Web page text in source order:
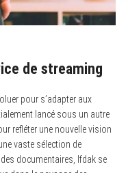
de streaming
pour s’adapter aux
lancé sous un autre
refléter une nouvelle vision
vaste sélection de
documentaires, Ifdak se